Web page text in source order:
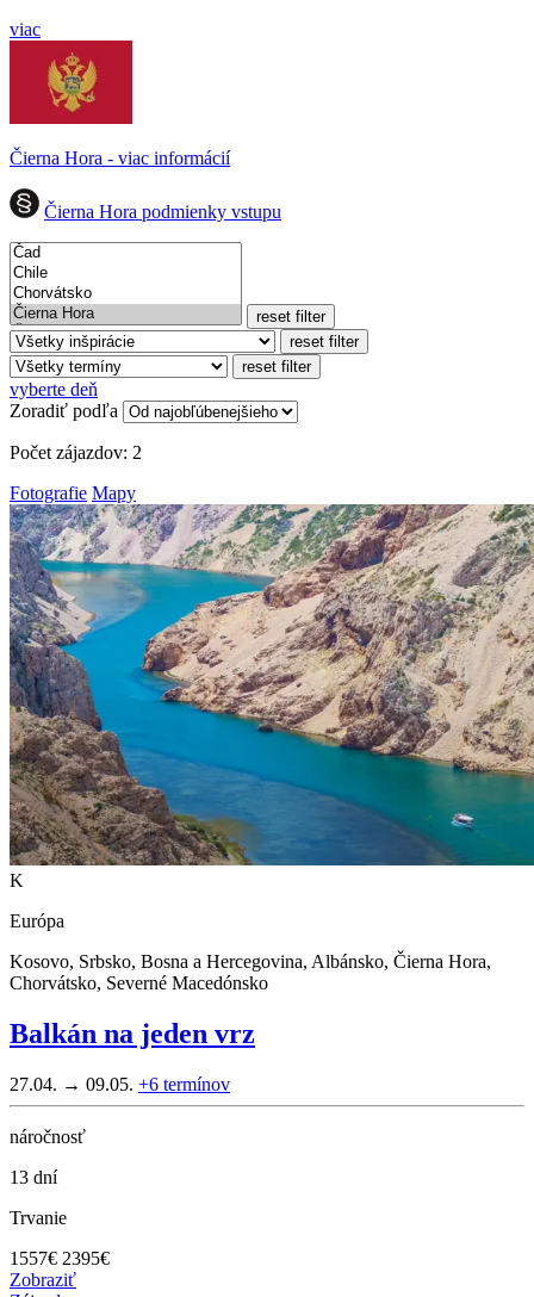
viac
Čierna Hora - viac informácií
Čierna Hora podmienky vstupu
reset filter
reset filter
reset filter
vyberte deň
Zoradiť podľa
Počet zájazdov: 2
Fotografie Mapy
K
Európa
Kosovo, Srbsko, Bosna a Hercegovina, Albánsko, Čierna Hora,
Chorvátsko, Severné Macedónsko
Balkán na jeden vrz
27.04. → 09.05. +6 termínov
náročnosť
13 dní
Trvanie
1557€ 2395€
Zobraziť